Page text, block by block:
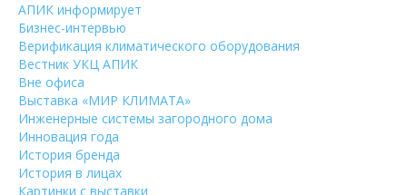
АПИК информирует
Бизнес-интервью
Верификация климатического оборудования
Вестник УКЦ АПИК
Вне офиса
Выставка «МИР КЛИМАТА»
Инженерные системы загородного дома
Инновация года
История бренда
История в лицах
Картинки с выставки